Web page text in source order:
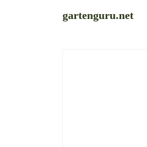
gartenguru.net